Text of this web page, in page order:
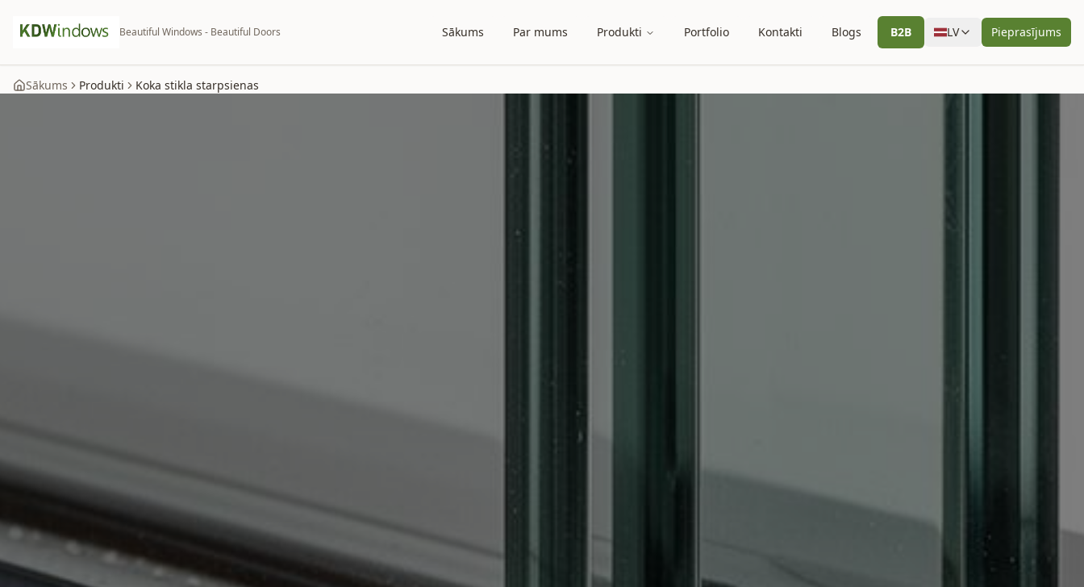
Beautiful Windows - Beautiful Doors Sākums Par mums Produkti Portfolio Kontakti Blogs B2B LV Pieprasījums
Sākums Produkti Koka stikla starpsienas